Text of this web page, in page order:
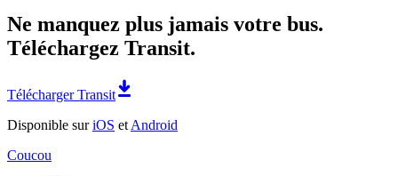
Ne manquez plus jamais votre bus.
Téléchargez Transit.
Télécharger Transit
Disponible suriOS et Android
Coucou